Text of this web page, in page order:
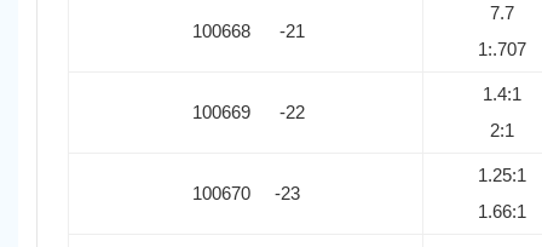
100668 -21
7.7
1:.707
100669 -22
1.4:1
2:1
100670 -23
1.25:1
1.66:1